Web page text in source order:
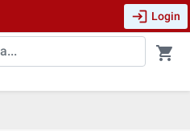
login Login
shopping_cart